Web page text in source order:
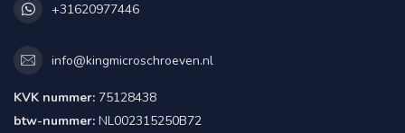
+31620977446
info@kingmicroschroeven.nl
KVK nummer: 75128438
btw-nummer: NL002315250B72